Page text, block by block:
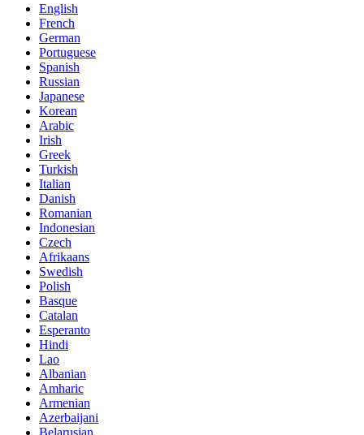
English
French
German
Portuguese
Spanish
Russian
Japanese
Korean
Arabic
Irish
Greek
Turkish
Italian
Danish
Romanian
Indonesian
Czech
Afrikaans
Swedish
Polish
Basque
Catalan
Esperanto
Hindi
Lao
Albanian
Amharic
Armenian
Azerbaijani
Belarusian